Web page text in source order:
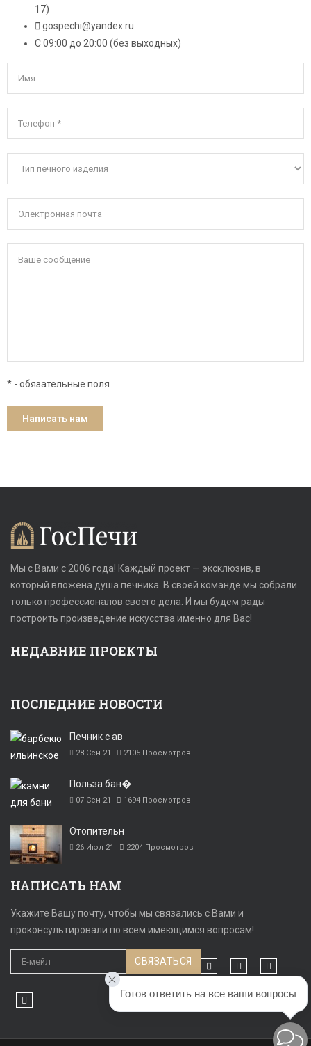
17)
gospechi@yandex.ru
С 09:00 до 20:00 (без выходных)
* - обязательные поля
Мы с Вами с 2006 года! Каждый проект — эксклюзив, в
который вложена душа печника. В своей команде мы собрали
только профессионалов своего дела. И мы будем рады
построить произведение искусства именно для Вас!
НЕДАВНИЕ ПРОЕКТЫ
ПОСЛЕДНИЕ НОВОСТИ
Печник с ав
28 Сен 21 2105 Просмотров
Польза бан�
07 Сен 21 1694 Просмотров
Отопительн
26 Июл 21 2204 Просмотров
НАПИСАТЬ НАМ
Укажите Вашу почту, чтобы мы связались с Вами и
проконсультировали по всем имеющимся вопросам!
Готов ответить на все ваши вопросы